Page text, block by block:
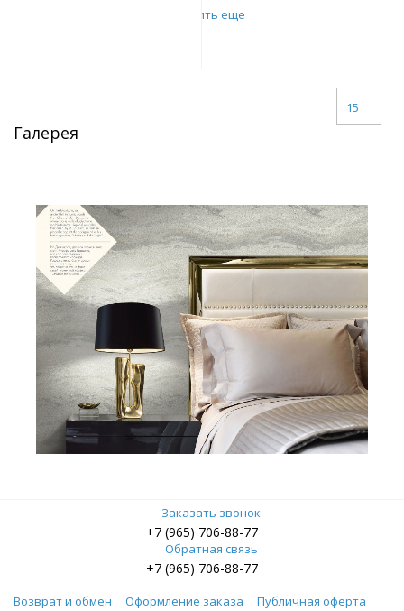
Загрузить еще
15
Галерея
Заказать звонок
+7 (965) 706-88-77
Обратная связь
+7 (965) 706-88-77
Возврат и обмен Оформление заказа
Публичная оферта